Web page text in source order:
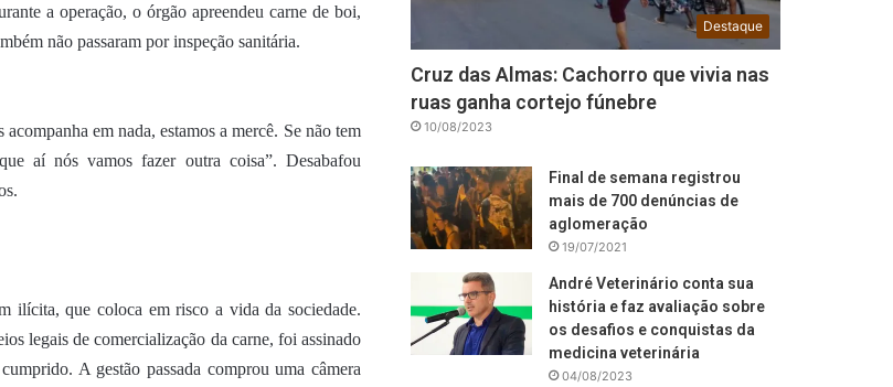
a operação, o órgão apreendeu carne de boi,
não passaram por inspeção sanitária.
em nada, estamos a mercê. Se não tem
aí nós vamos fazer outra coisa”. Desabafou
ilícita, que coloca em risco a vida da sociedade.
legais de comercialização da carne, foi assinado
A gestão passada comprou uma câmera
Destaque
Cruz das Almas: Cachorro que vivia nas
ruas ganha cortejo fúnebre
10/08/2023
Final de semana registrou
mais de 700 denúncias de
aglomeração
19/07/2021
André Veterinário conta sua
história e faz avaliação sobre
os desafios e conquistas da
medicina veterinária
04/08/2023